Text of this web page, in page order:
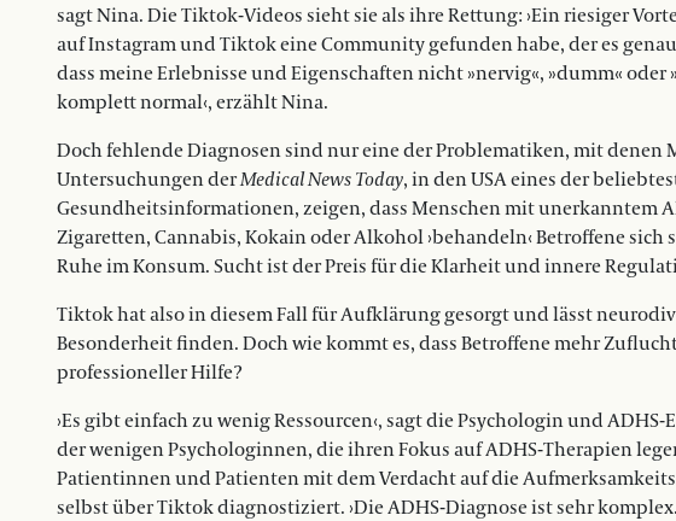
sagt Nina. Die Tiktok-Videos sieht sie als ihre Rettung: ›Ein riesiger
auf Instagram und Tiktok eine Community gefunden habe, der es
dass meine Erlebnisse und Eigenschaften nicht »nervig«, »dumm«
komplett normal‹, erzählt Nina.
Doch fehlende Diagnosen sind nur eine der Problematiken, mit denen
Untersuchungen derMedical News Today, in den USA eines der
Gesundheitsinformationen, zeigen, dass Menschen mit unerkanntem
Zigaretten, Cannabis, Kokain oder Alkohol ›behandeln‹ Betroffene
Ruhe im Konsum. Sucht ist der Preis für die Klarheit und innere
Tiktok hat also in diesem Fall für Aufklärung gesorgt und lässt
Besonderheit finden. Doch wie kommt es, dass Betroffene mehr
professioneller Hilfe?
›Es gibt einfach zu wenig Ressourcen‹, sagt die Psychologin und
der wenigen Psychologinnen, die ihren Fokus auf ADHS-Therapien
Patientinnen und Patienten mit dem Verdacht auf die
selbst über Tiktok diagnostiziert. ›Die ADHS-Diagnose ist sehr